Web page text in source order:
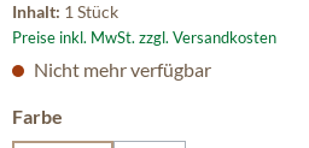
Inhalt: 1 Stück
Preise inkl. MwSt. zzgl. Versandkosten
Nicht mehr verfügbar
Farbe